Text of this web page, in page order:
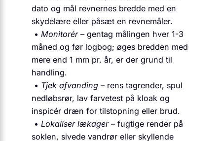
dato og mål revnernes bredde med en
skydelære eller påsæt en revnemåler.
• Monitorér– gentag målingen hver 1-3
måned og før logbog; øges bredden med
mere end 1 mm pr. år, er der grund til
handling.
• Tjek afvanding – rens tagrender, spul
nedløbsrør, lav farvetest på kloak og
inspicér dræn for tilstopning eller brud.
• Lokaliser lækager– fugtige render på
soklen, sivede vandrør eller skyllende